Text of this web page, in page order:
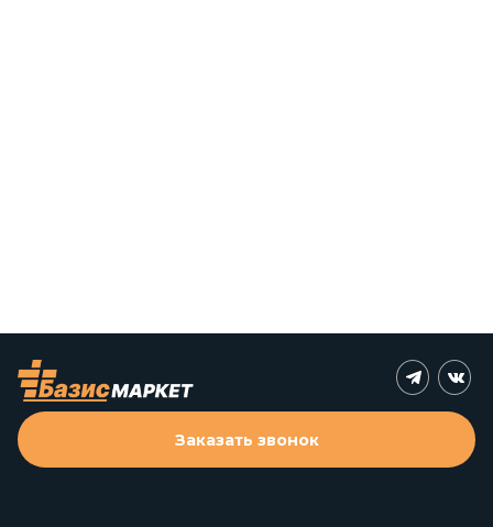
Заказать звонок